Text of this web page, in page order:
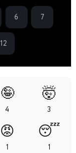
6 7
12
🤪
4
🤯
3
😡
1
😴
1